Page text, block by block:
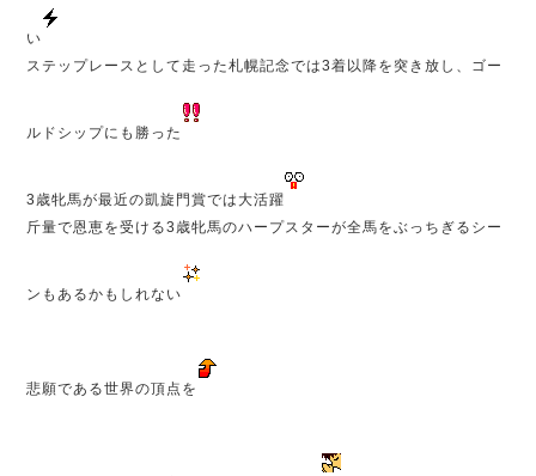
い
ステップレースとして走った札幌記念では3着以降を突き放し、ゴー
ルドシップにも勝った
3歳牝馬が最近の凱旋門賞では大活躍
斤量で恩恵を受ける3歳牝馬のハープスターが全馬をぶっちぎるシー
ンもあるかもしれない
悲願である世界の頂点を